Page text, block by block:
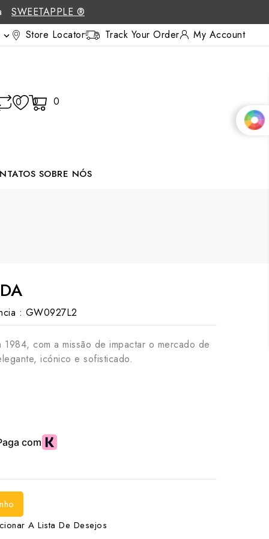
SWEETAPPLE ®
 Store Locator Track Your Order My Account
0 0 0
SOBRE NÓS
: GW0927L2
com a missão de impactar o mercado de
icónico e sofisticado.
A Lista De Desejos